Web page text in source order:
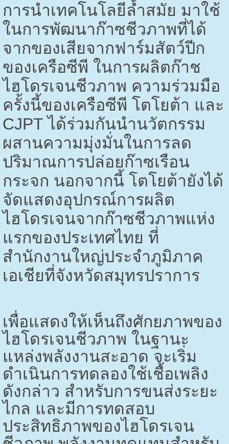
การนำเทคโนโลยีล้ำสมัย มาใช้
ในการพัฒนาก๊าซชีวภาพที่ได้
จากของเสียจากฟาร์มสัตว์ปีก
ของเครือซีพี ในการผลิตก๊าช
ไฮโดรเจนชีวภาพ ความร่วมมือ
ครั้งนี้ของเครือซีพี โตโยต้า และ
CJPTได้ร่วมกันนำนวัตกรรม
ผสานความมุ่งมั่นในการลด
ปริมาณการปล่อยก๊าซเรือน
กระจก นอกจากนี้ โตโยต้ายังได้
จัดแสดงอุปกรณ์การผลิต
ไฮโดรเจนจากก๊าซชีวภาพแห่ง
แรกของประเทศไทย ที่
สำนักงานใหญ่ประจำภูมิภาค
เอเชียที่จังหวัดสมุทรปราการ
เพื่อแสดงให้เห็นถึงศักยภาพของ
ไฮโดรเจนชีวภาพ ในฐานะ
แหล่งพลังงานสะอาด จะเริ่ม
ดำเนินการทดลองใช้เชื้อเพลิง
ดังกล่าว สำหรับการขนส่งระยะ
ไกล และมีการทดสอบ
ประสิทธิภาพของไฮโดรเจน